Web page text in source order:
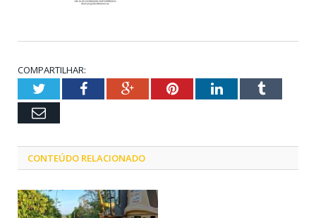
COMPARTILHAR:
TwitterFacebookGoogle+PinterestLinkedInTumblr
Email
CONTEÚDO RELACIONADO